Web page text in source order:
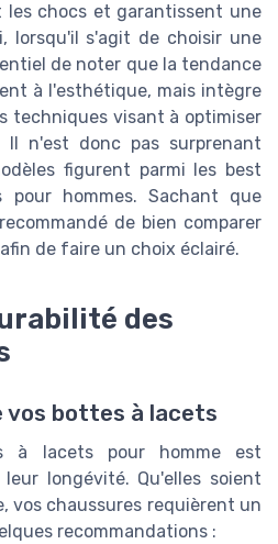
les chocs et garantissent une
lorsqu'il s'agit de choisir une
de noter que la tendance
à l'esthétique, mais intègre
techniques visant à optimiser
Il n'est donc pas surprenant
figurent parmi les best
pour hommes. Sachant que
de bien comparer
de faire un choix éclairé.
des
vos bottes à lacets
à lacets pour homme est
longévité. Qu'elles soient
vos chaussures requièrent un
recommandations :